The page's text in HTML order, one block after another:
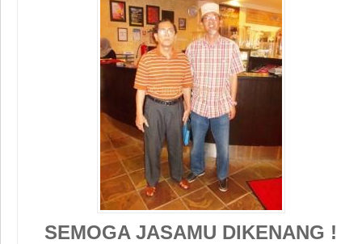
SEMOGA JASAMU DIKENANG !